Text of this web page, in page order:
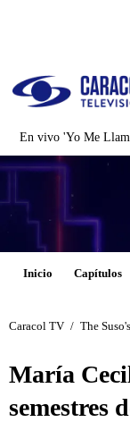
En vivo 'Yo Me
Inicio Capítulos
Caracol TV / The
María
semestres